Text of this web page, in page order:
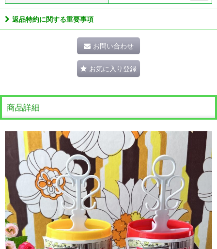
返品特約に関する重要事項
お問い合わせ
お気に入り登録
商品詳細